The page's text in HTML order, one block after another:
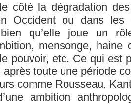
côté la dégradation
Occident ou dans les
qu’elle joue un
mensonge,
pouvoir, etc. Ce qui est
après toute une période
comme Rousseau,
ambition